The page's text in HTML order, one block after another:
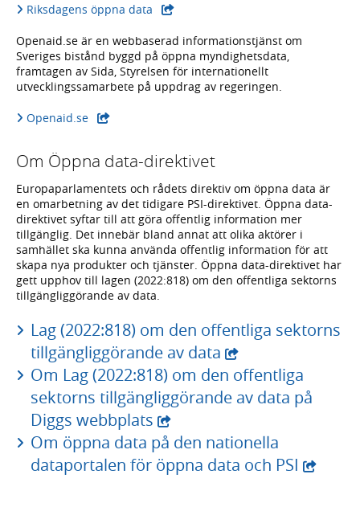
Riksdagens öppna data
Openaid.se är en webbaserad informationstjänst om
Sveriges bistånd byggd på öppna myndighetsdata,
framtagen av Sida, Styrelsen för internationellt
utvecklingssamarbete på uppdrag av regeringen.
Openaid.se
Om Öppna data-direktivet
Europaparlamentets och rådets direktiv om öppna data är
en omarbetning av det tidigare PSI-direktivet. Öppna data-
direktivet syftar till att göra offentlig information mer
tillgänglig. Det innebär bland annat att olika aktörer i
samhället ska kunna använda offentlig information för att
skapa nya produkter och tjänster. Öppna data-direktivet har
gett upphov till lagen (2022:818) om den offentliga sektorns
tillgängliggörande av data.
Lag (2022:818) om den offentliga sektorns
tillgängliggörande av data
Om Lag (2022:818) om den offentliga
sektorns tillgängliggörande av data på
Diggs webbplats
Om öppna data på den nationella
dataportalen för öppna data och PSI